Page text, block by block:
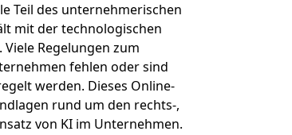
Teil des unternehmerischen
mit der technologischen
Regelungen zum
fehlen oder sind
werden. Dieses Online-
rund um den rechts-,
von KI im Unternehmen.